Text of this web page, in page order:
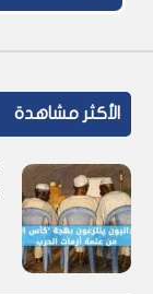
الأكثر مشاهدة